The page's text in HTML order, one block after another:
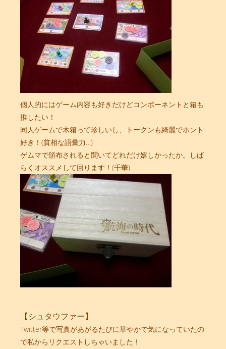
個人的にはゲーム内容も好きだけどコンポーネントと箱も
推したい！
同人ゲームで木箱って珍しいし、トークンも綺麗でホント
好き！(貧相な語彙力…)
ゲムマで頒布されると聞いてどれだけ嬉しかったか。しば
らくオススメして回ります！(千華)
【シュタウファー】
Twitter等で写真があがるたびに華やかで気になっていたの
で私からリクエストしちゃいました！